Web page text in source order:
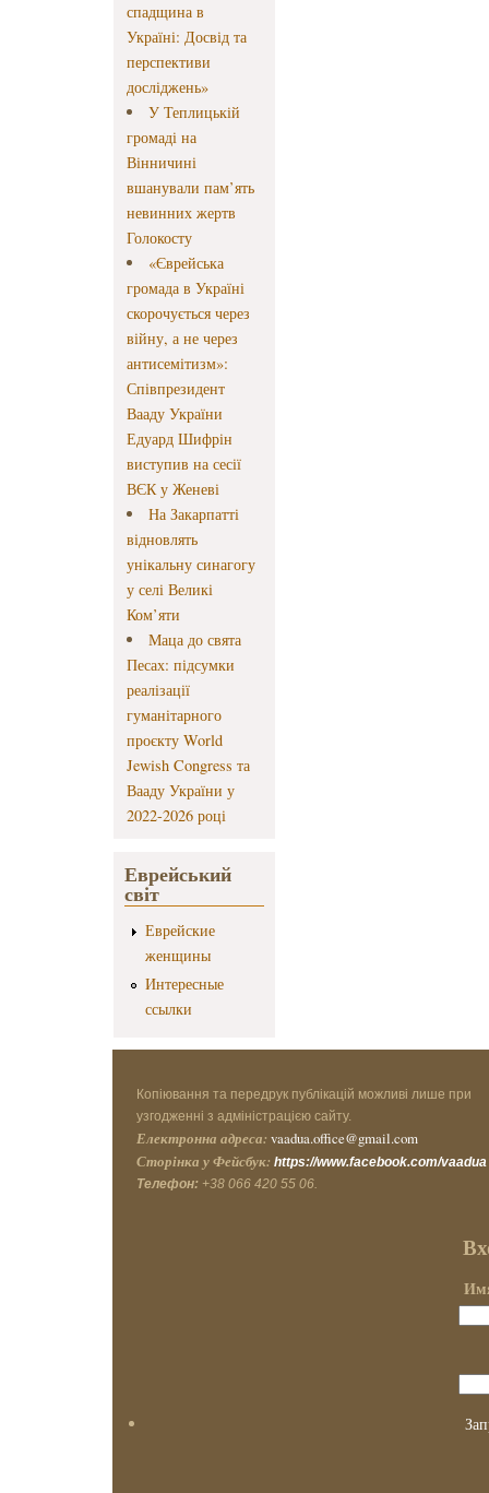
спадщина в
Україні: Досвід та
перспективи
досліджень»
У Теплицькій
громаді на
Вінничині
вшанували пам’ять
невинних жертв
Голокосту
«Єврейська
громада в Україні
скорочується через
війну, а не через
антисемітизм»:
Співпрезидент
Вааду України
Едуард Шифрін
виступив на сесії
ВЄК у Женеві
На Закарпатті
відновлять
унікальну синагогу
у селі Великі
Ком’яти
Маца до свята
Песах: підсумки
реалізації
гуманітарного
проєкту World
Jewish Congress та
Вааду України у
2022-2026 році
Еврейський
світ
Еврейские
женщины
Интересные
ссылки
Копіювання та передрук публікацій можливі лише при
узгодженні з адміністрацією сайту.
Електронна адреса: vaadua.office@gmail.com
Сторінка у Фейсбук: https://www.facebook.com/vaadua
Телефон: +38 066 420 55 06.